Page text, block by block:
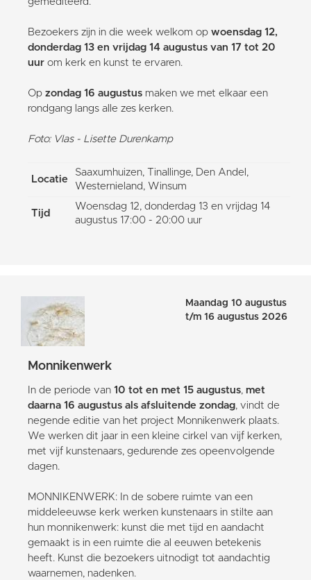
Bezoekers zijn in die week welkom op woensdag 12,
donderdag 13 en vrijdag 14 augustus van 17 tot 20
uur om kerk en kunst te ervaren.
Op zondag 16 augustus maken we met elkaar een
rondgang langs alle zes kerken.
Foto: Vlas - Lisette Durenkamp
Locatie
Saaxumhuizen, Tinallinge, Den Andel,
Westernieland, Winsum
Tijd
Woensdag 12, donderdag 13 en vrijdag 14
augustus 17:00 - 20:00 uur
Maandag 10 augustus
t/m 16 augustus 2026
Monnikenwerk
In de periode van 10 tot en met 15 augustus, met
daarna 16 augustus als afsluitende zondag, vindt de
negende editie van het project Monnikenwerk plaats.
We werken dit jaar in een kleine cirkel van vijf kerken,
met vijf kunstenaars, gedurende zes opeenvolgende
dagen.
MONNIKENWERK: In de sobere ruimte van een
middeleeuwse kerk werken kunstenaars in stilte aan
hun monnikenwerk: kunst die met tijd en aandacht
gemaakt is in een ruimte die al eeuwen betekenis
heeft. Kunst die bezoekers uitnodigt tot aandachtig
waarnemen, nadenken.